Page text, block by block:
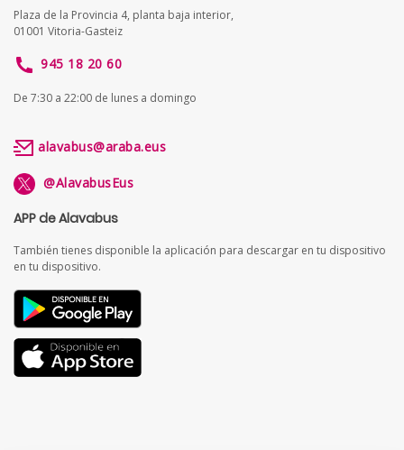
Plaza de la Provincia 4, planta baja interior,
01001 Vitoria-Gasteiz
945 18 20 60
De 7:30 a 22:00 de lunes a domingo
alavabus@araba.eus
@AlavabusEus
APP de Alavabus
También tienes disponible la aplicación para descargar en tu dispositivo
en tu dispositivo.